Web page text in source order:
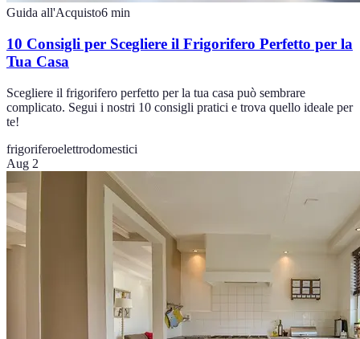
Guida all'Acquisto6 min
10 Consigli per Scegliere il Frigorifero Perfetto per la
Tua Casa
Scegliere il frigorifero perfetto per la tua casa può sembrare
complicato. Segui i nostri 10 consigli pratici e trova quello ideale per
te!
frigoriferoelettrodomestici
Aug 2